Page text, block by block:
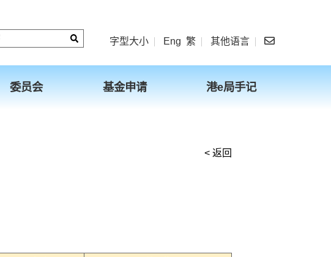
字型大小 Eng 繁 其他语言
委员会 基金申请 港e局手记
< 返回